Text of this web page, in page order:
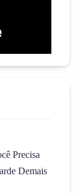
Precisa
Demais